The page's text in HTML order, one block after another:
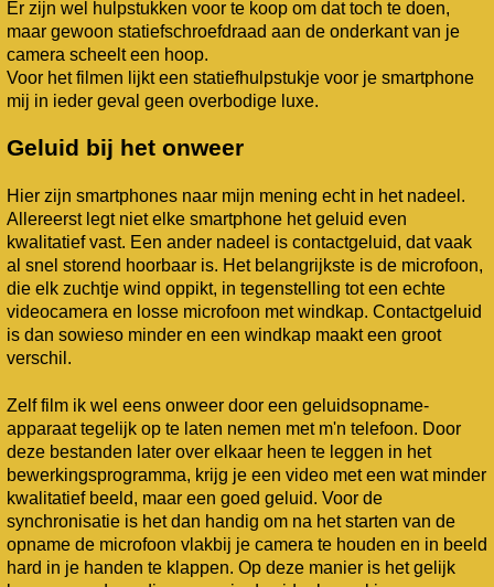
Er zijn wel hulpstukken voor te koop om dat toch te doen,
maar gewoon statiefschroefdraad aan de onderkant van je
camera scheelt een hoop.
Voor het filmen lijkt een statiefhulpstukje voor je smartphone
mij in ieder geval geen overbodige luxe.
Geluid bij het onweer
Hier zijn smartphones naar mijn mening echt in het nadeel.
Allereerst legt niet elke smartphone het geluid even
kwalitatief vast. Een ander nadeel is contactgeluid, dat vaak
al snel storend hoorbaar is. Het belangrijkste is de microfoon,
die elk zuchtje wind oppikt, in tegenstelling tot een echte
videocamera en losse microfoon met windkap. Contactgeluid
is dan sowieso minder en een windkap maakt een groot
verschil.
Zelf film ik wel eens onweer door een geluidsopname-
apparaat tegelijk op te laten nemen met m'n telefoon. Door
deze bestanden later over elkaar heen te leggen in het
bewerkingsprogramma, krijg je een video met een wat minder
kwalitatief beeld, maar een goed geluid. Voor de
synchronisatie is het dan handig om na het starten van de
opname de microfoon vlakbij je camera te houden en in beeld
hard in je handen te klappen. Op deze manier is het gelijk